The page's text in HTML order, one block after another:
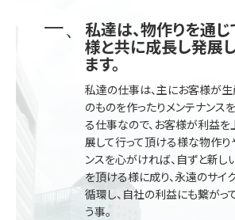
私達は、物作りを通
様と共に成長し発展
ます。
私達の仕事は、主にお客様が
のものを作ったりメンテナンス
る仕事なので、お客様が利益を
展して行って頂ける様な物作り
ンスを心がければ、自ずと新し
を頂ける様に成り、永遠のサイ
循環し、自社の利益にも繋がっ
う事。